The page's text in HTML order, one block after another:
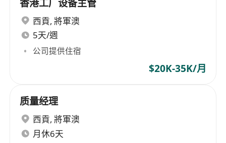
香港工厂设备主管
西貢, 將軍澳
5天/週
公司提供住宿
$20K-35K/月
质量经理
西貢, 將軍澳
月休6天